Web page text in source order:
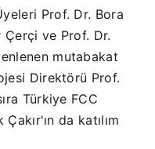
Prof. Dr. Bora
Çerçi ve Prof. Dr.
mutabakat
Direktörü Prof.
Türkiye FCC
da katılım